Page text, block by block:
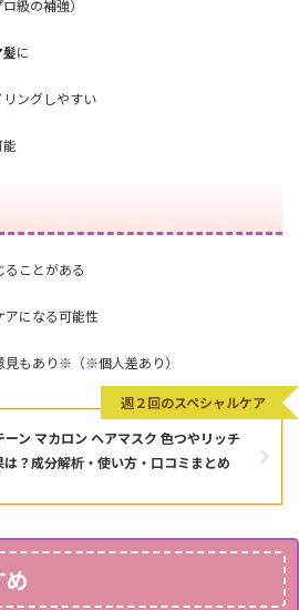
級の補強）
に
ングしやすい
ることがある
アになる可能性
見もあり※（※個人差あり）
ーン マカロン ヘアマスク 色つやリッチ
は？成分解析・使い方・口コミまとめ
週２回のスペシャルケア